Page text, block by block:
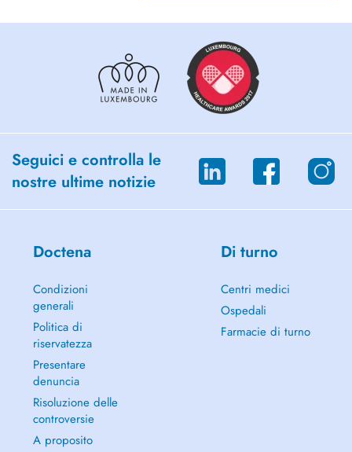
Seguici e controlla le
nostre ultime notizie
Doctena
Condizioni
generali
Politica di
riservatezza
Presentare
denuncia
Risoluzione delle
controversie
A proposito
Di turno
Centri medici
Ospedali
Farmacie di turno